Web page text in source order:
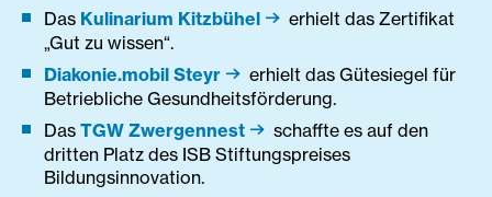
Das Kulinarium Kitzbühel
erhielt das Zertifikat
„Gut zu wissen“.
Diakonie.mobil Steyr
erhielt das Gütesiegel für
Betriebliche Gesundheitsförderung.
Das TGW Zwergennest
schaffte es auf den
dritten Platz des ISB Stiftungspreises
Bildungsinnovation.